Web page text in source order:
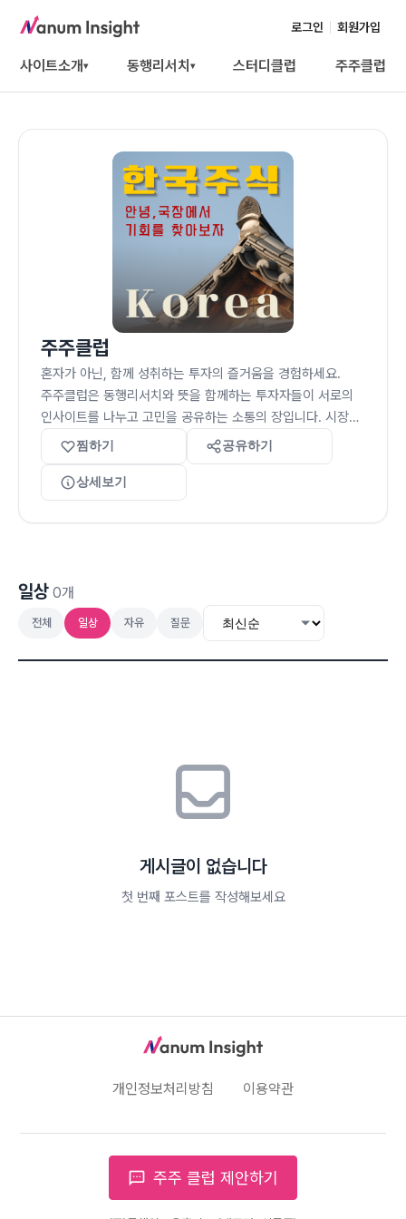
로그인 회원가입
사이트소개▾ 동행리서치 ▾ 스터디클럽 주주클럽
주주클럽
혼자가 아닌, 함께 성취하는 투자의 즐거움을 경험하세요.
주주클럽은 동행리서치와 뜻을 함께하는 투자자들이 서로의
인사이트를 나누고 고민을 공유하는 소통의 장입니다. 시장의
파도를 함께 헤쳐 나가는 동료들과의 실시간 교류를 통해,
더욱 단단하고 풍성한 투자 환경을 만들어 가시길 바랍니다.
찜하기 공유하기
상세보기
일상 0개
전체 일상 자유 질문
게시글이 없습니다
첫 번째 포스트를 작성해보세요
개인정보처리방침 이용약관
sms 주주 클럽 제안하기